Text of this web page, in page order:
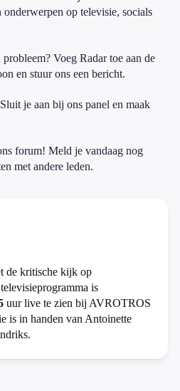
onderwerpen op televisie, socials
Voeg Radar toe aan de
en stuur ons een bericht.
je aan bij ons panel en maak
forum! Meld je vandaag nog
met andere leden.
de kritische kijk op
is
uur live te zien bij AVROTROS
is in handen van Antoinette